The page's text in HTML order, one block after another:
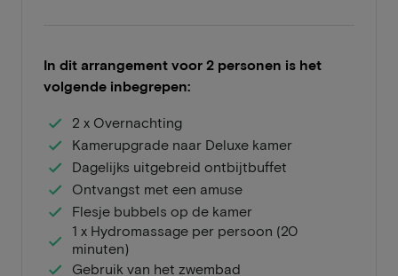
In dit arrangement voor 2 personen is het
volgende inbegrepen:
2 x Overnachting
Kamerupgrade naar Deluxe kamer
Dagelijks uitgebreid ontbijtbuffet
Ontvangst met een amuse
Flesje bubbels op de kamer
1 x Hydromassage per persoon (20
minuten)
Gebruik van het zwembad